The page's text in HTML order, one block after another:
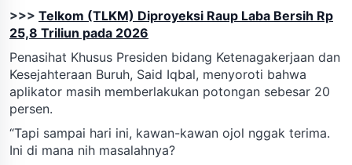
>>> Telkom (TLKM) Diproyeksi Raup Laba Bersih Rp
25,8 Triliun pada 2026
Penasihat Khusus Presiden bidang Ketenagakerjaan dan
Kesejahteraan Buruh, Said Iqbal, menyoroti bahwa
aplikator masih memberlakukan potongan sebesar 20
persen.
“Tapi sampai hari ini, kawan-kawan ojol nggak terima.
Ini di mana nih masalahnya?